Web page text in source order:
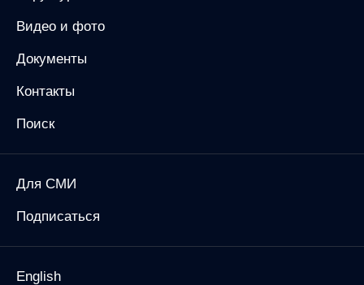
Видео и фото
Документы
Контакты
Поиск
Для СМИ
Подписаться
English